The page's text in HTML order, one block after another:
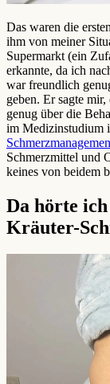
Das waren die
ihm von meiner
Supermarkt (ein
erkannte, da ich
war freundlich
geben. Er sagte
genug über die
im Medizinstudium
Schmerzmittel und
keines von beidem
Da hörte
Kräuter-